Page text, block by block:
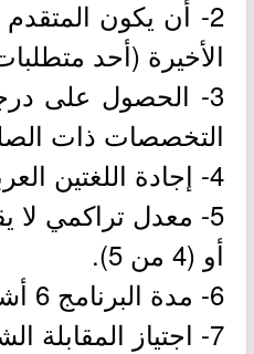
2- أن يكون
الأخيرة (أحد
3- الحصول على
التخصصات ذات
4- إجادة اللغتين العربية والإنجليزية.
أو (4 من 5).
6- مدة البرنامج 6 أشهر.
7- اجتياز المقابلة الشخصية.